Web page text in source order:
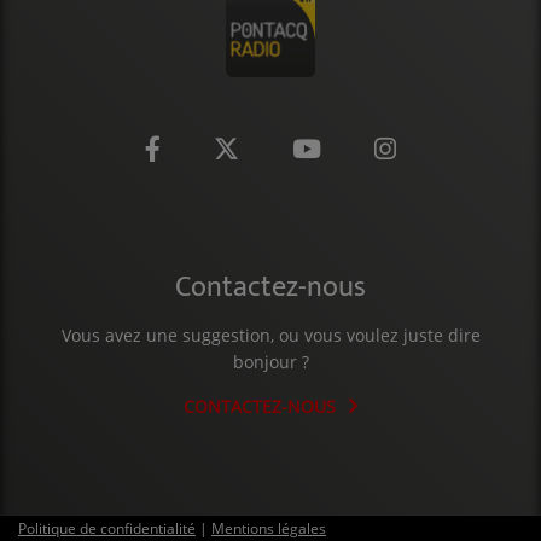
Contactez-nous
Vous avez une suggestion, ou vous voulez juste dire
bonjour ?
CONTACTEZ-NOUS
Politique de confidentialité | Mentions légales